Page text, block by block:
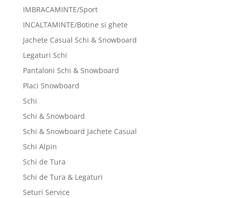
IMBRACAMINTE/Sport
INCALTAMINTE/Botine si ghete
Jachete Casual Schi & Snowboard
Legaturi Schi
Pantaloni Schi & Snowboard
Placi Snowboard
Schi
Schi & Snowboard
Schi & Snowboard Jachete Casual
Schi Alpin
Schi de Tura
Schi de Tura & Legaturi
Seturi Service